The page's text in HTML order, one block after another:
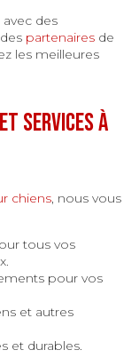
des
partenaires de
les meilleures
services à
chiens, nous vous
tous vos
pour vos
et autres
et durables.